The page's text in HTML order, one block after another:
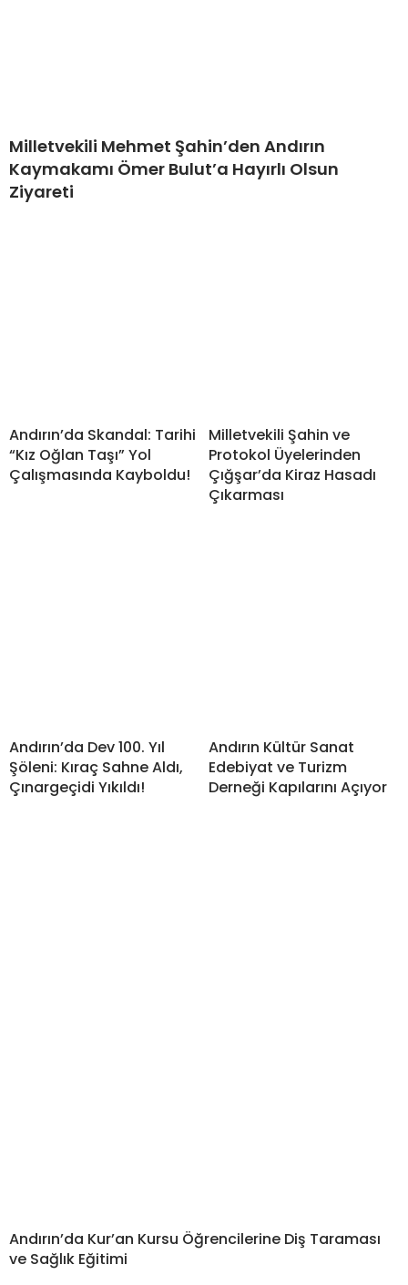
Milletvekili Mehmet Şahin’den Andırın
Kaymakamı Ömer Bulut’a Hayırlı Olsun
Ziyareti
Andırın’da Skandal: Tarihi
“Kız Oğlan Taşı” Yol
Çalışmasında Kayboldu!
Milletvekili Şahin ve
Protokol Üyelerinden
Çığşar’da Kiraz Hasadı
Çıkarması
Andırın’da Dev 100. Yıl
Şöleni: Kıraç Sahne Aldı,
Çınargeçidi Yıkıldı!
Andırın Kültür Sanat
Edebiyat ve Turizm
Derneği Kapılarını Açıyor
Andırın’da Kur’an Kursu Öğrencilerine Diş Taraması
ve Sağlık Eğitimi